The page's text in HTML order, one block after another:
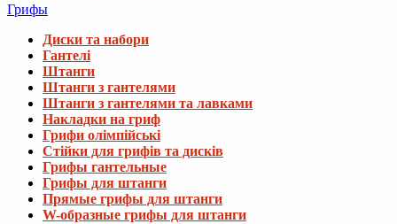
Грифы
Диски та набори
Гантелі
Штанги
Штанги з гантелями
Штанги з гантелями та лавками
Накладки на гриф
Грифи олімпійські
Стійки для грифів та дисків
Грифы гантельные
Грифы для штанги
Прямые грифы для штанги
W-образные грифы для штанги